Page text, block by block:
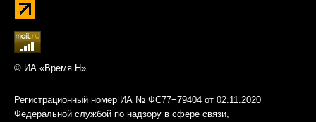
© ИА «Время Н»
Регистрационный номер ИА № ФС77−79404 от 02.11.2020
Федеральной службой по надзору в сфере связи,